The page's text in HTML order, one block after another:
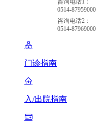
0514-87959000
咨询电话2：
0514-87969000
门诊指南
入/出院指南